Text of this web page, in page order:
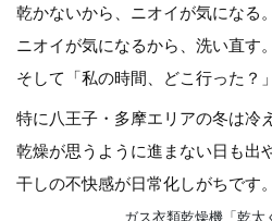
乾かないから、ニオイが気になる。
ニオイが気になるから、洗い直す。
そして「私の時間、どこ行った？
特に八王子・多摩エリアの冬は冷
乾燥が思うように進まない日も出
干しの不快感が日常化しがちです。
ガス衣類乾燥機「乾太